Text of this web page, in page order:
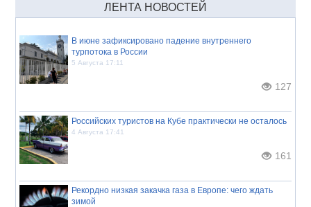
ЛЕНТА НОВОСТЕЙ
В июне зафиксировано падение внутреннего
турпотока в России
5 Августа 17:11
127
Российских туристов на Кубе практически не осталось
4 Августа 17:41
161
Рекордно низкая закачка газа в Европе: чего ждать
зимой